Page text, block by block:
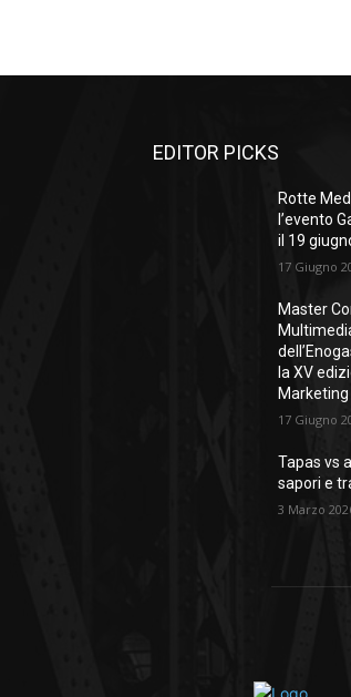
EDITOR PICKS
Rotte
l’evento
il 19
17 Giugno
Master
la XV
Marketing
17 Giugno
Tapas vs
sapori e
3 Marzo